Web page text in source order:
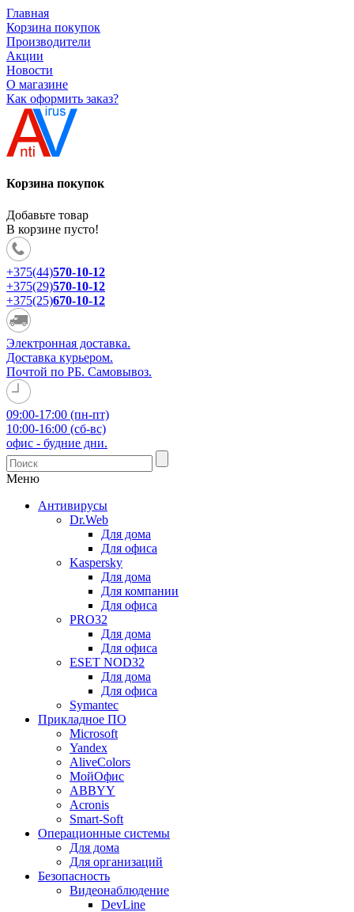
Главная
Корзина покупок
Производители
Акции
Новости
О магазине
Как оформить заказ?
Корзина покупок
Добавьте товар
В корзине пусто!
+375(44)570-10-12
+375(29)570-10-12
+375(25)670-10-12
Электронная доставка.
Доставка курьером.
Почтой по РБ. Самовывоз.
09:00-17:00 (пн-пт)
10:00-16:00 (сб-вс)
офис - будние дни.
Меню
Антивирусы
Dr.Web
Для дома
Для офиса
Kaspersky
Для дома
Для компании
Для офиса
PRO32
Для дома
Для офиса
ESET NOD32
Для дома
Для офиса
Symantec
Прикладное ПО
Microsoft
Yandex
AliveColors
МойОфис
ABBYY
Acronis
Smart-Soft
Операционные системы
Для дома
Для организаций
Безопасность
Видеонаблюдение
DevLine